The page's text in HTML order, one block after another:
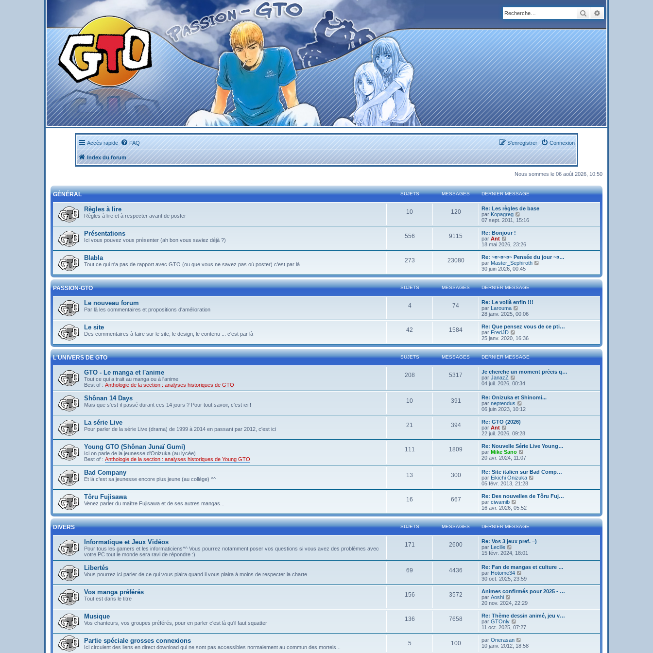
Rechercher
Accès rapide FAQ Connexion
S’enregistrer
Index du forum
Nous sommes le 06 août 2026, 10:50
GÉNÉRAL SUJETS MESSAGES DERNIER MESSAGE
Règles à lire
Règles à lire et à respecter avant de poster
10 120
Re: Les règles de base
par Kopagreg
o
i
e
r
n
i
e
r
m
e
s
a
g
e
07 sept. 2011, 15:16
Présentations
Ici vous pouvez vous présenter (ah bon vous saviez déjà ?)
556 9115
Re: Bonjour !
par Ant
o
i
r
l
e
e
r
n
i
e
r
m
e
s
s
a
g
e
18 mai 2026, 23:26
Blabla
Tout ce qui n'a pas de rapport avec GTO (ou que vous ne savez pas où poster) c'est par là
273 23080
Re: ~¤~¤~¤~ Pensée du jour ~¤…
par Master_Sephiroth
i
r
l
d
i
e
e
s
s
g
e
30 juin 2026, 00:45
PASSION-GTO SUJETS MESSAGES DERNIER MESSAGE
Le nouveau forum
Par là les commentaires et propositions d'amélioration
4 74
Re: Le voilà enfin !!!
par Larouma
o
i
r
e
e
r
n
i
e
m
s
s
a
g
28 janv. 2025, 00:06
Le site
Des commentaires à faire sur le site, le design, le contenu ... c'est par là
42 1584
Re: Que pensez vous de ce pti…
par FredJD
o
i
r
l
d
e
n
i
e
r
m
s
s
a
g
25 janv. 2020, 16:36
L'UNIVERS DE GTO SUJETS MESSAGES DERNIER MESSAGE
GTO - Le manga et l'anime
Tout ce qui a trait au manga ou à l'anime
Best of : Anthologie de la section : analyses historiques de GTO
208 5317
Je cherche un moment précis q…
par JanazZ
o
l
e
d
e
r
i
e
r
m
e
s
s
a
g
04 juil. 2026, 00:34
Shônan 14 Days
Mais que s'est-il passé durant ces 14 jours ? Pour tout savoir, c'est ici !
10 391
Re: Onizuka et Shinomi...
par neptendus
o
i
e
e
r
n
i
e
r
m
e
s
s
g
e
06 juin 2023, 10:12
La série Live
Pour parler de la série Live (drama) de 1999 à 2014 en passant par 2012, c'est ici
21 394
Re: GTO (2026)
par Ant
o
i
r
l
e
e
r
n
i
e
r
m
e
s
s
a
22 juil. 2026, 09:28
Young GTO (Shônan Junaï Gumi)
Ici on parle de la jeunesse d'Onizuka (au lycée)
Best of : Anthologie de la section : analyses historiques de Young GTO
111 1809
Re: Nouvelle Série Live Young…
par Mike Sano
o
l
e
d
r
i
e
r
m
s
a
g
e
20 avr. 2024, 11:07
Bad Company
Et là c'est sa jeunesse encore plus jeune (au collège) ^^
13 300
Re: Site italien sur Bad Comp…
par Eikichi Onizuka
i
r
e
r
i
e
s
s
05 févr. 2013, 21:28
Tôru Fujisawa
Venez parler du maître Fujisawa et de ses autres mangas...
16 667
Re: Des nouvelles de Tôru Fuj…
par ciwamib
o
i
r
l
d
e
n
i
e
r
m
s
a
g
16 avr. 2026, 05:52
DIVERS SUJETS MESSAGES DERNIER MESSAGE
Informatique et Jeux Vidéos
Pour tous les gamers et les informaticiens^^ Vous pourrez notamment poser vos questions si vous avez des problèmes avec
votre PC tout le monde sera ravi de répondre :)
171 2600
Re: Vos 3 jeux pref. =)
par Lecille
l
e
d
e
r
i
e
r
m
e
s
s
a
15 févr. 2024, 18:01
Libertés
Vous pourrez ici parler de ce qui vous plaira quand il vous plaira à moins de respecter la charte.....
69 4436
Re: Fan de mangas et culture …
par Hotome34
o
i
r
e
e
r
n
i
m
30 oct. 2025, 23:59
Vos manga préférés
Tout est dans le titre
156 3572
Animes confirmés pour 2025 - …
par Aoshi
o
i
r
l
e
d
r
n
20 nov. 2024, 22:29
Musique
Vos chanteurs, vos groupes préférés, pour en parler c'est là qu'il faut squatter
136 7658
Re: Thème dessin animé, jeu v…
par GTOnly
o
i
r
l
11 oct. 2025, 07:27
Partie spéciale grosses connexions
Ici circulent des liens en direct download qui ne sont pas accessibles normalement au commun des mortels...
5 100 par Onerasan
o
10 janv. 2012, 18:58